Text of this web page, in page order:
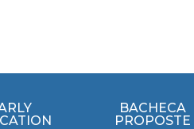
BACHECA
PROPOSTE